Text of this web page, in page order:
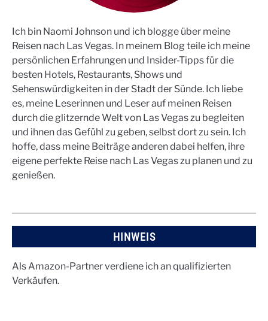
Ich bin Naomi Johnson und ich blogge über meine
Reisen nach Las Vegas. In meinem Blog teile ich meine
persönlichen Erfahrungen und Insider-Tipps für die
besten Hotels, Restaurants, Shows und
Sehenswürdigkeiten in der Stadt der Sünde. Ich liebe
es, meine Leserinnen und Leser auf meinen Reisen
durch die glitzernde Welt von Las Vegas zu begleiten
und ihnen das Gefühl zu geben, selbst dort zu sein. Ich
hoffe, dass meine Beiträge anderen dabei helfen, ihre
eigene perfekte Reise nach Las Vegas zu planen und zu
genießen.
HINWEIS
Als Amazon-Partner verdiene ich an qualifizierten
Verkäufen.